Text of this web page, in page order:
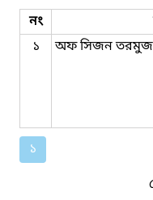
নং
১
অফ ‍সিজন তরমুজ
১